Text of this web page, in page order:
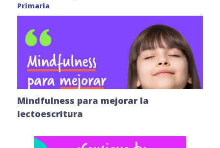
Primaria
Mindfulness para mejorar la
lectoescritura